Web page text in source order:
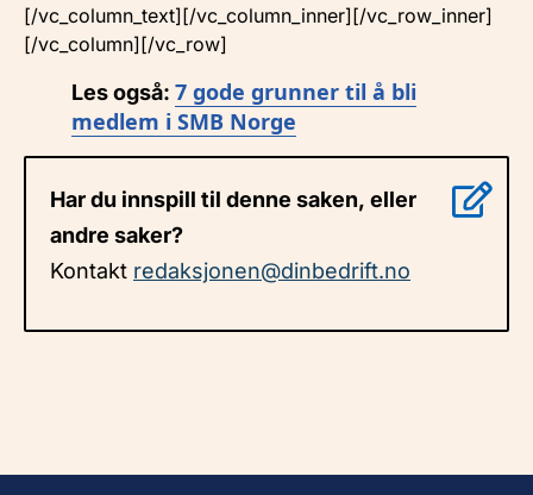
[/vc_column_text][/vc_column_inner][/vc_row_inner]
[/vc_column][/vc_row]
Les også: 7 gode grunner til å bli
medlem i SMB Norge
Har du innspill til denne saken, eller
andre saker?
Kontakt redaksjonen@dinbedrift.no